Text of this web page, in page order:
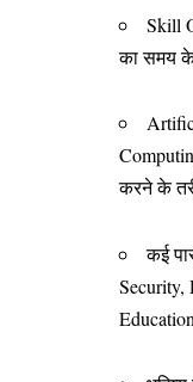
Skill
का समय के
करने के
कई
Security,